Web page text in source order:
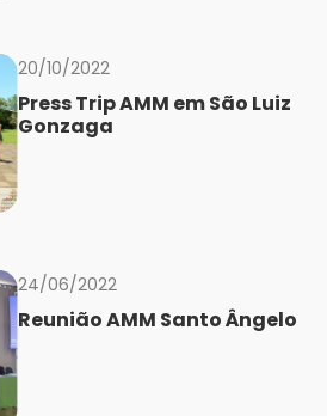
20/10/2022
Press Trip AMM em São Luiz
Gonzaga
24/06/2022
Reunião AMM Santo Ângelo